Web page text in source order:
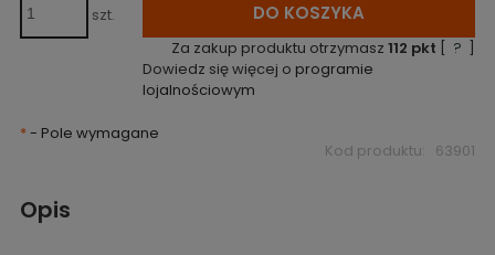
szt. DO KOSZYKA
Za zakup produktu otrzymasz112 pkt [ ? ]
Dowiedz się więcej o programie
lojalnościowym
*- Pole wymagane
Kod produktu: 63901
Opis